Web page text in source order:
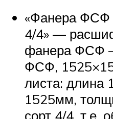
«Фанера ФСФ
4/4» —
фанера ФСФ
ФСФ,
листа: длина
1525мм,
сорт 4/4, т.е.